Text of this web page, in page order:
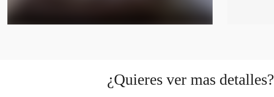
¿Quieres ver mas detalles?